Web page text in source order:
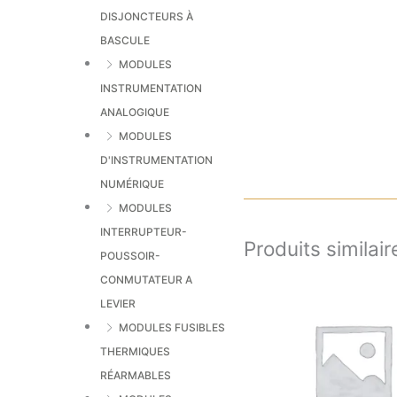
DISJONCTEURS À
BASCULE
MODULES
INSTRUMENTATION
ANALOGIQUE
MODULES
D'INSTRUMENTATION
NUMÉRIQUE
MODULES
INTERRUPTEUR-
POUSSOIR-
CONMUTATEUR A
LEVIER
MODULES FUSIBLES
THERMIQUES
RÉARMABLES
Produits